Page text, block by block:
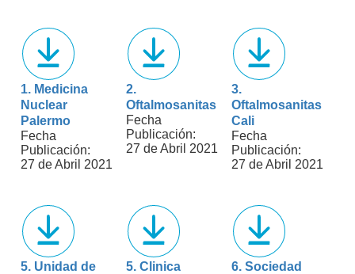
1. Medicina
Nuclear
Palermo
Fecha
Publicación:
27 de Abril 2021
2.
Oftalmosanitas
Fecha
Publicación:
27 de Abril 2021
3.
Oftalmosanitas
Cali
Fecha
Publicación:
27 de Abril 2021
5. Unidad de
5. Clinica
6. Sociedad